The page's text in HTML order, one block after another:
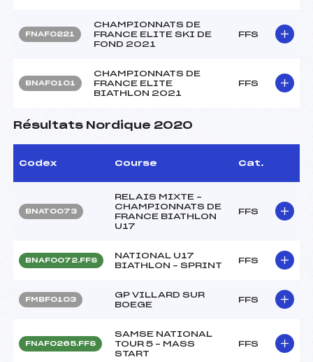
FNAF0221
CHAMPIONNATS DE
FRANCE ELITE SKI DE
FOND 2021
FFS
BNAF0101
CHAMPIONNATS DE
FRANCE ELITE
BIATHLON 2021
FFS
Résultats Nordique 2020
Codex Course Cat.
BNAT0073
RELAIS MIXTE –
CHAMPIONNATS DE
FRANCE BIATHLON
U17
FFS
BNAF0072.FFS
NATIONAL U17
BIATHLON – SPRINT
FFS
FMBF0103
GP VILLARD SUR
BOEGE
FFS
FNAF0265.FFS
SAMSE NATIONAL
TOUR 5 – MASS
START
FFS